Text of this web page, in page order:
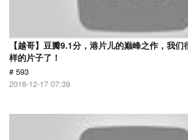
【越哥】豆瓣9.1分，港片儿的巅峰之作，我
样的片子了！
# 593
2018-12-17 07:39